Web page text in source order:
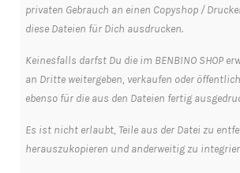
privaten Gebrauch an einen Copyshop /
diese Dateien für Dich ausdrucken.
Keinesfalls darfst Du die im BENBINO SHOP
an Dritte weitergeben, verkaufen oder
ebenso für die aus den Dateien fertig
Es ist nicht erlaubt, Teile aus der Datei zu
herauszukopieren und anderweitig zu